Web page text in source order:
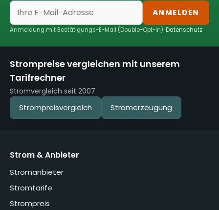
ANMELDEN
Anmeldung mit Bestätigungs-E-Mail (Double-Opt-in).Datenschutz
Strompreise vergleichen mit unserem
Tarifrechner
Stromvergleich seit 2007
Strompreisvergleich Stromerzeugung
Strom & Anbieter
Stromanbieter
Stromtarife
Strompreis